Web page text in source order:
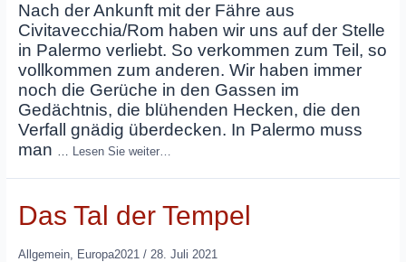
Nach der Ankunft mit der Fähre aus
Civitavecchia/Rom haben wir uns auf der Stelle
in Palermo verliebt. So verkommen zum Teil, so
vollkommen zum anderen. Wir haben immer
noch die Gerüche in den Gassen im
Gedächtnis, die blühenden Hecken, die den
Verfall gnädig überdecken. In Palermo muss
man … Lesen Sie weiter…
Das Tal der Tempel
Allgemein, Europa2021 / 28. Juli 2021